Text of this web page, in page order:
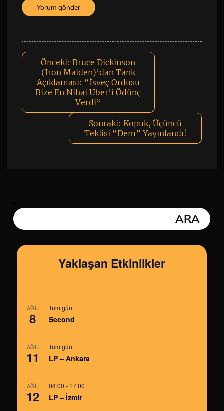
Önceki: Bruce Dickinson
(Iron Maiden)’dan Tank
Açıklaması: “İsveç Ordusu
Bize En Nihai Uber’i Ödünç
Verdi”
Sonraki: Kopuk, Üçüncü
Teklisi “Dem” Yayınlandı!
Yaklaşan Etkinlikler
AĞU
8
Tüm gün
Second
AĞU
11
Tüm gün
LP – Ankara
AĞU
12
08:00 - 17:00
LP – İzmir